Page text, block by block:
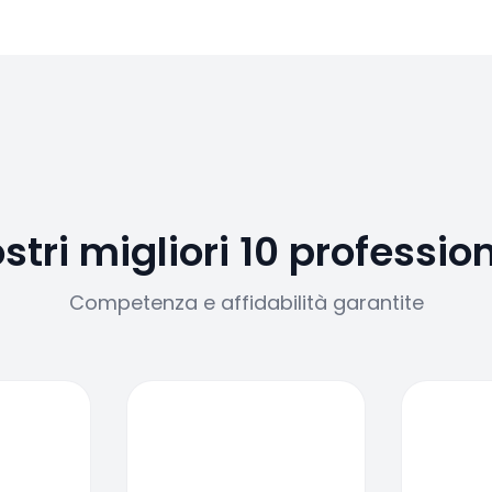
migliori 10
Competenza e affidabilità garantite